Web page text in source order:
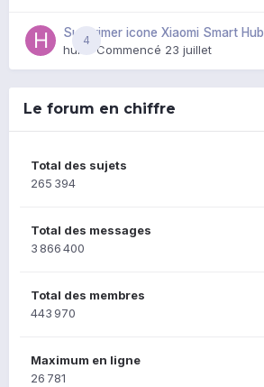
4
Supprimer icone Xiaomi Smart Hub
huik
· Commencé 23 juillet
Le forum en chiffre
Total des sujets
265 394
Total des messages
3 866 400
Total des membres
443 970
Maximum en ligne
26 781